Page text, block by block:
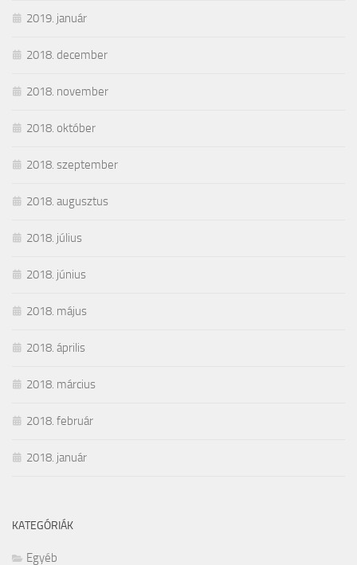
2019. január
2018. december
2018. november
2018. október
2018. szeptember
2018. augusztus
2018. július
2018. június
2018. május
2018. április
2018. március
2018. február
2018. január
KATEGÓRIÁK
Egyéb